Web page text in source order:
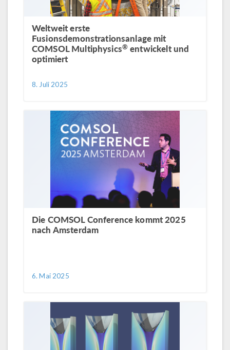
Weltweit erste
Fusionsdemonstrationsanlage mit
COMSOL Multiphysics® entwickelt und
optimiert
8. Juli 2025
Die COMSOL Conference kommt 2025
nach Amsterdam
6. Mai 2025